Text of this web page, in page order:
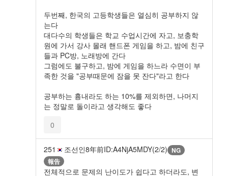
두번째, 한국의 고등학생들은 열심히 공부하지 않
는다
대다수의 학생들은 학교 수업시간에 자고, 보충학
원에 가서 강사 몰래 핸드폰 게임을 하고, 밤에 친구
들과 PC방, 노래방에 간다
그럼에도 불구하고, 밤에 게임을 하느라 수면이 부
족한 것을 "공부때문에 잠을 못 잔다"라고 한다
공부하는 흉내라도 하는 10%를 제외하면, 나머지
는 정말로 돌이라고 생각해도 좋다
0
251 조선인8年前ID:A4NjA5MDY(2/2) NG
報告
전체적으로 문제의 난이도가 쉽다고 하더라도, 변